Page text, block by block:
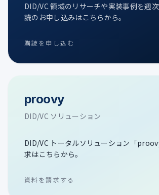
DID/VC 領域のリサーチや実装事例を週
読のお申し込みはこちらから。
購読を申し込む
proovy
DID/VC ソリューション
DID/VC トータルソリューション「
求はこちらから。
資料を請求する